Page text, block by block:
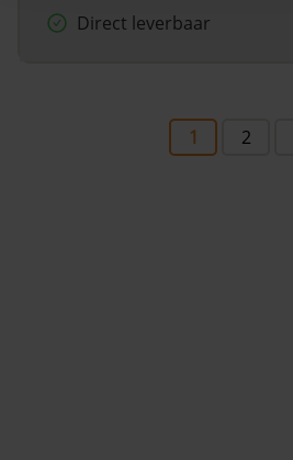
Direct leverbaar
1 2